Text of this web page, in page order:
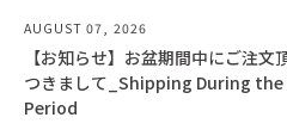
AUGUST 07, 2026
【お知らせ】お盆期間中にご注文
つきまして_Shipping During
Period